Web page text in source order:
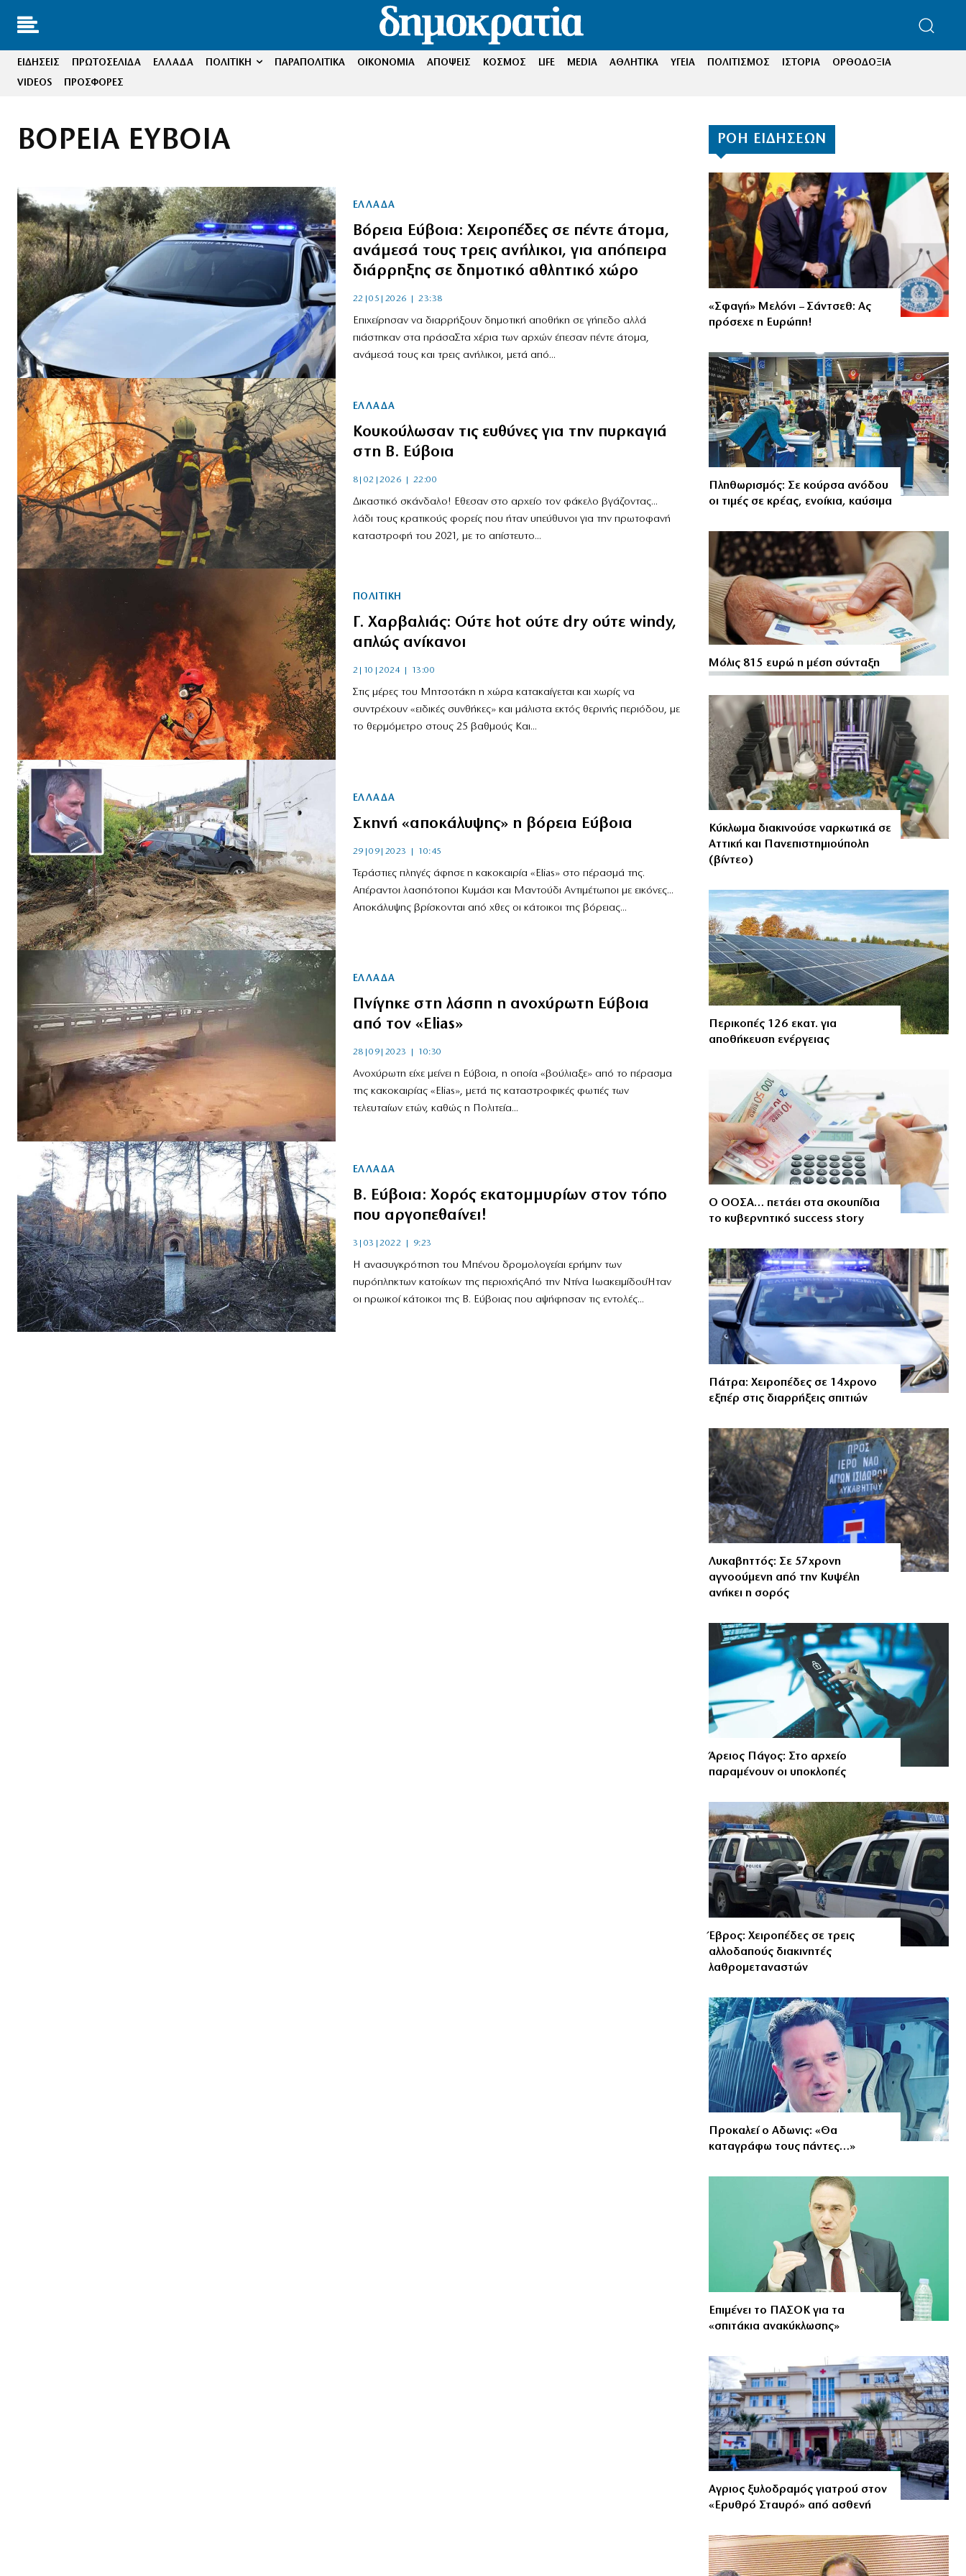
ΕΙΔΗΣΕΙΣ ΠΡΩΤΟΣΕΛΙΔΑ ΕΛΛΑΔΑ ΠΟΛΙΤΙΚΗ ΠΑΡΑΠΟΛΙΤΙΚΑ ΟΙΚΟΝΟΜΙΑ ΑΠΟΨΕΙΣ ΚΟΣΜΟΣ LIFE MEDIA ΑΘΛΗΤΙΚΑ ΥΓΕΙΑ ΠΟΛΙΤΙΣΜΟΣ ΙΣΤΟΡΙΑ
ΟΡΘΟΔΟΞΙΑ
VIDEOS
ΠΡΟΣΦΟΡΕΣ
ΒΟΡΕΙΑ ΕΥΒΟΙΑ
ΕΛΛΑΔΑ
Βόρεια Εύβοια: Χειροπέδες σε πέντε άτομα,
ανάμεσά τους τρεις ανήλικοι, για απόπειρα
διάρρηξης σε δημοτικό αθλητικό χώρο
22|05|2026 | 23:38
Επιχείρησαν να διαρρήξουν δημοτική αποθήκη σε γήπεδο αλλά
πιάστηκαν στα πράσαΣτα χέρια των αρχών έπεσαν πέντε άτομα,
ανάμεσά τους και τρεις ανήλικοι, μετά από...
ΕΛΛΑΔΑ
Κουκούλωσαν τις ευθύνες για την πυρκαγιά
στη Β. Εύβοια
8|02|2026 | 22:00
Δικαστικό σκάνδαλο! Εθεσαν στο αρχείο τον φάκελο βγάζοντας...
λάδι τους κρατικούς φορείς που ήταν υπεύθυνοι για την πρωτοφανή
καταστροφή του 2021, με το απίστευτο...
ΠΟΛΙΤΙΚΗ
Γ. Χαρβαλιάς: Ούτε hot ούτε dry ούτε windy,
απλώς ανίκανοι
2|10|2024 | 13:00
Στις μέρες του Μητσοτάκη η χώρα κατακαίγεται και χωρίς να
συντρέχουν «ειδικές συνθήκες» και μάλιστα εκτός θερινής περιόδου, με
το θερμόμετρο στους 25 βαθμούς Και...
ΕΛΛΑΔΑ
Σκηνή «αποκάλυψης» η βόρεια Εύβοια
29|09|2023 | 10:45
Τεράστιες πληγές άφησε η κακοκαιρία «Elias» στο πέρασμά της.
Απέραντοι λασπότοποι Κυμάσι και Μαντούδι Αντιμέτωποι με εικόνες...
Αποκάλυψης βρίσκονται από χθες οι κάτοικοι της βόρειας...
ΕΛΛΑΔΑ
Πνίγηκε στη λάσπη η ανοχύρωτη Εύβοια
από τον «Εlias»
28|09|2023 | 10:30
Ανοχύρωτη είχε μείνει η Εύβοια, η οποία «βούλιαξε» από το πέρασμα
της κακοκαιρίας «Elias», μετά τις καταστροφικές φωτιές των
τελευταίων ετών, καθώς η Πολιτεία...
ΕΛΛΑΔΑ
Β. Εύβοια: Χορός εκατομμυρίων στον τόπο
που αργοπεθαίνει!
3|03|2022 | 9:23
Η ανασυγκρότηση του Μπένου δρομολογείαι ερήμην των
πυρόπληκτων κατοίκων της περιοχήςΑπό την Ντίνα ΙωακειμίδουΉταν
οι ηρωικοί κάτοικοι της Β. Εύβοιας που αψήφησαν τις εντολές...
ΡΟΗ ΕΙΔΗΣΕΩΝ
«Σφαγή» Μελόνι – Σάντσεθ: Ας
πρόσεχε η Ευρώπη!
Πληθωρισμός: Σε κούρσα ανόδου
οι τιμές σε κρέας, ενοίκια, καύσιμα
Μόλις 815 ευρώ η μέση σύνταξη
Κύκλωμα διακινούσε ναρκωτικά σε
Αττική και Πανεπιστημιούπολη
(βίντεο)
Περικοπές 126 εκατ. για
αποθήκευση ενέργειας
Ο ΟΟΣΑ… πετάει στα σκουπίδια
το κυβερνητικό success story
Πάτρα: Χειροπέδες σε 14χρονο
εξπέρ στις διαρρήξεις σπιτιών
Λυκαβηττός: Σε 57χρονη
αγνοούμενη από την Κυψέλη
ανήκει η σορός
Άρειος Πάγος: Στο αρχείο
παραμένουν οι υποκλοπές
Έβρος: Χειροπέδες σε τρεις
αλλοδαπούς διακινητές
λαθρομεταναστών
Προκαλεί ο Αδωνις: «Θα
καταγράφω τους πάντες…»
Επιμένει το ΠΑΣΟΚ για τα
«σπιτάκια ανακύκλωσης»
Αγριος ξυλοδραμός γιατρού στον
«Ερυθρό Σταυρό» από ασθενή